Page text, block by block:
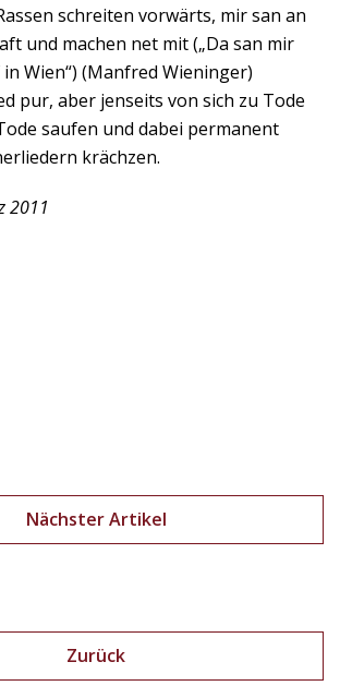
schreiten vorwärts, mir san an
und machen net mit („Da san mir
Wien“) (Manfred Wieninger)
pur, aber jenseits von sich zu Tode
saufen und dabei permanent
krächzen.
2011
Nächster Artikel
Zurück